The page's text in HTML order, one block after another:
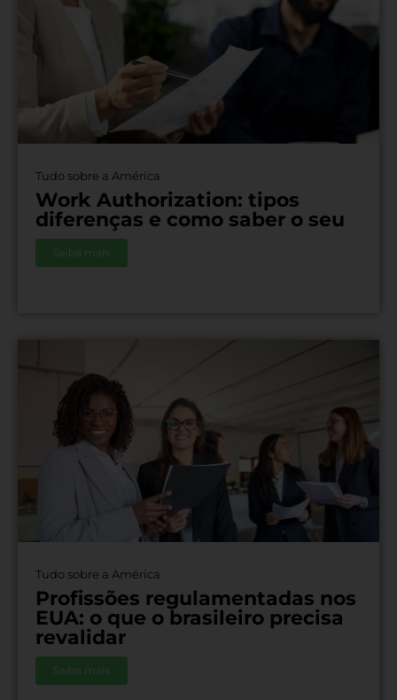
Tudo sobre a América
Work Authorization: tipos
diferenças e como saber o seu
Saiba mais
Tudo sobre a América
Profissões regulamentadas nos
EUA: o que o brasileiro precisa
revalidar
Saiba mais